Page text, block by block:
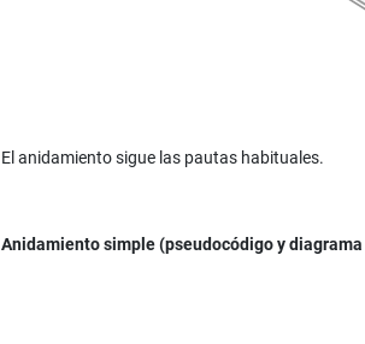
El anidamiento sigue las pautas habituales.
Anidamiento simple (pseudocódigo y